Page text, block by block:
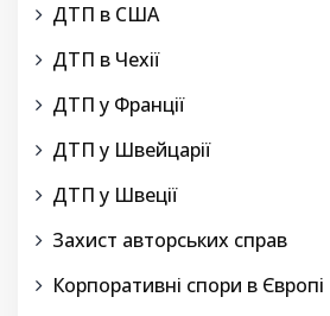
ДТП в США
ДТП в Чехії
ДТП у Франції
ДТП у Швейцарії
ДТП у Швеції
Захист авторських справ
Корпоративні спори в Європі